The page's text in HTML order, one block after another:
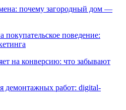
почему загородный дом —
покупательское поведение:
на конверсию: что забывают
демонтажных работ: digital-